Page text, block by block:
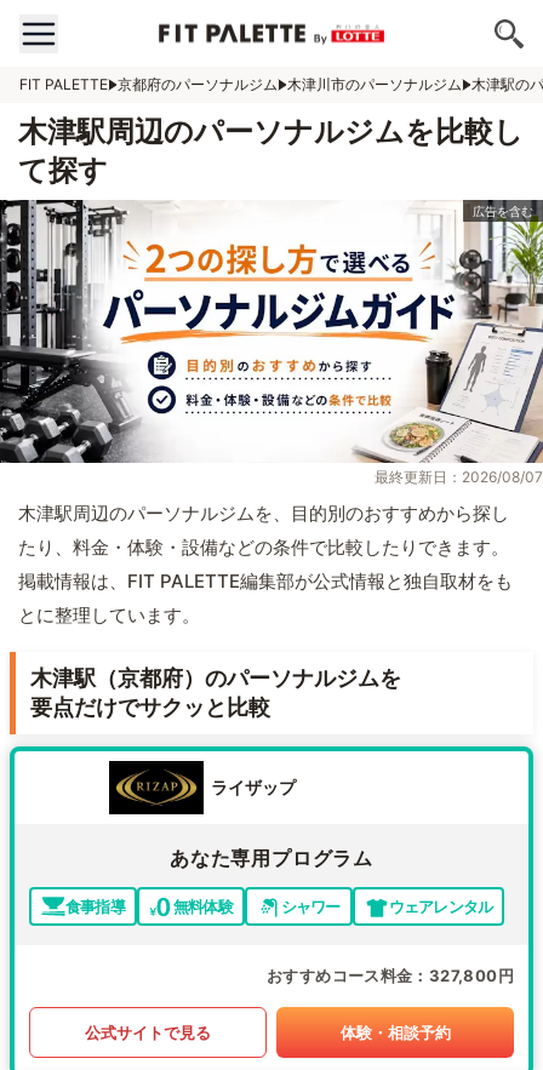
FIT PALETTE 京都府のパーソナルジム 木津川市のパーソナルジム 木津駅の
木津駅周辺のパーソナルジムを比較し
て探す
最終更新日：2026/08/07
木津駅周辺のパーソナルジムを、目的別のおすすめから探し
たり、料金・体験・設備などの条件で比較したりできます。
掲載情報は、FIT PALETTE編集部が公式情報と独自取材をも
とに整理しています。
木津駅（京都府）のパーソナルジムを
要点だけでサクッと比較
ライザップ
あなた専用プログラム
食事指導 無料体験 シャワー ウェアレンタル
おすすめコース料金 327,800円
公式サイトで見る 体験・相談予約